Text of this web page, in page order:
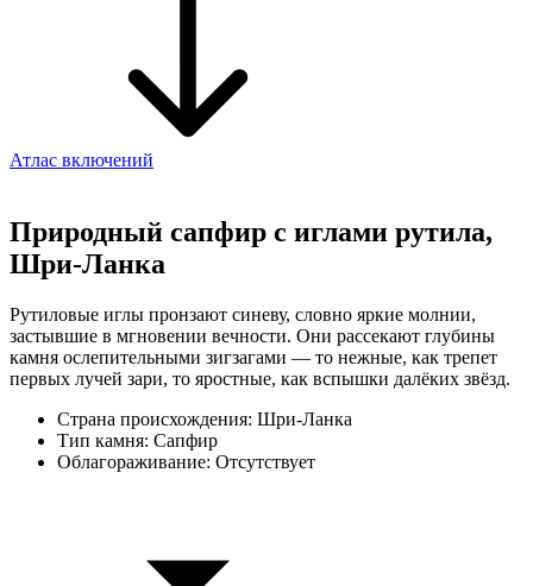
Атлас включений
Природный сапфир с иглами рутила,
Шри-Ланка
Рутиловые иглы пронзают синеву, словно яркие молнии,
застывшие в мгновении вечности. Они рассекают глубины
камня ослепительными зигзагами — то нежные, как трепет
первых лучей зари, то яростные, как вспышки далёких звёзд.
Страна происхождения: Шри-Ланка
Тип камня: Сапфир
Облагораживание: Отсутствует